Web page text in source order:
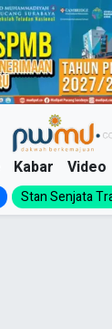
Kabar Video
Stan Senjata